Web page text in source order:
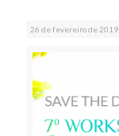
26 de fevereiro de 2019